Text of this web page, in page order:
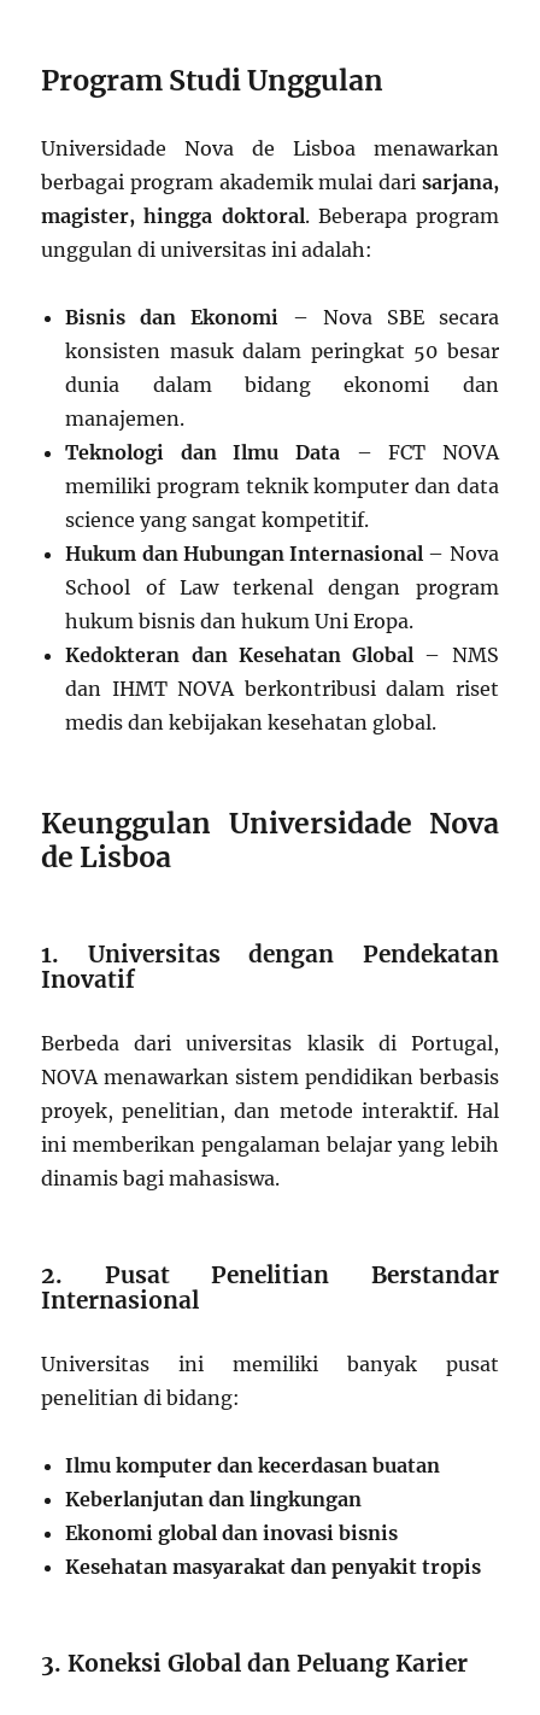
Program Studi Unggulan
Universidade Nova de Lisboa menawarkan
berbagai program akademik mulai dari sarjana,
magister, hingga doktoral. Beberapa program
unggulan di universitas ini adalah:
Bisnis dan Ekonomi
– Nova SBE secara
konsisten masuk dalam peringkat 50 besar
dunia dalam bidang ekonomi dan
manajemen.
Teknologi dan Ilmu Data – FCT NOVA
memiliki program teknik komputer dan data
science yang sangat kompetitif.
Hukum dan Hubungan Internasional – Nova
School of Law terkenal dengan program
hukum bisnis dan hukum Uni Eropa.
Kedokteran dan Kesehatan Global – NMS
dan IHMT NOVA berkontribusi dalam riset
medis dan kebijakan kesehatan global.
Keunggulan Universidade Nova
de Lisboa
1. Universitas dengan Pendekatan
Inovatif
Berbeda dari universitas klasik di Portugal,
NOVA menawarkan sistem pendidikan berbasis
proyek, penelitian, dan metode interaktif. Hal
ini memberikan pengalaman belajar yang lebih
dinamis bagi mahasiswa.
2. Pusat Penelitian Berstandar
Internasional
Universitas ini memiliki banyak pusat
penelitian di bidang:
Ilmu komputer dan kecerdasan buatan
Keberlanjutan dan lingkungan
Ekonomi global dan inovasi bisnis
Kesehatan masyarakat dan penyakit tropis
3. Koneksi Global dan Peluang Karier